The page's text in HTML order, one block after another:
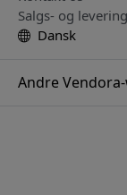
Salgs- og
Dansk
Andre